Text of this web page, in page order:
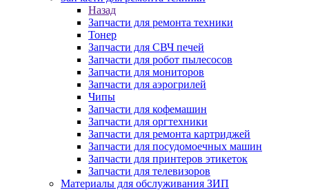
Назад
Запчасти для ремонта техники
Тонер
Запчасти для СВЧ печей
Запчасти для робот пылесосов
Запчасти для мониторов
Запчасти для аэрогрилей
Чипы
Запчасти для кофемашин
Запчасти для оргтехники
Запчасти для ремонта картриджей
Запчасти для посудомоечных машин
Запчасти для принтеров этикеток
Запчасти для телевизоров
Материалы для обслуживания ЗИП